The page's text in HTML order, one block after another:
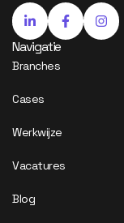
Navigatie
Branches
Cases
Werkwijze
Vacatures
Blog